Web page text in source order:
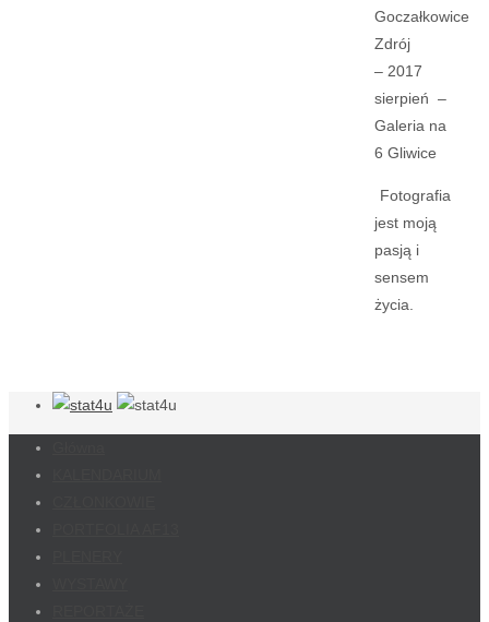
Goczałkowice
Zdrój
– 2017
sierpień –
Galeria na
6 Gliwice
Fotografia
jest moją
pasją i
sensem
życia.